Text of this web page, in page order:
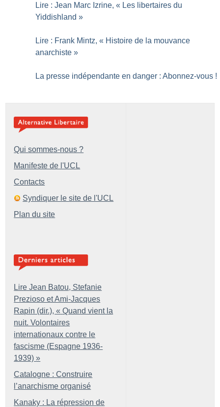
Lire : Jean Marc Izrine, « Les libertaires du
Yiddishland »
Lire : Frank Mintz, « Histoire de la mouvance
anarchiste »
La presse indépendante en danger : Abonnez-vous !
Qui sommes-nous ?
Manifeste de l'UCL
Contacts
Syndiquer le site de l'UCL
Plan du site
Lire Jean Batou, Stefanie
Prezioso et Ami-Jacques
Rapin (dir.), « Quand vient la
nuit. Volontaires
internationaux contre le
fascisme (Espagne 1936-
1939) »
Catalogne : Construire
l’anarchisme organisé
Kanaky : La répression de